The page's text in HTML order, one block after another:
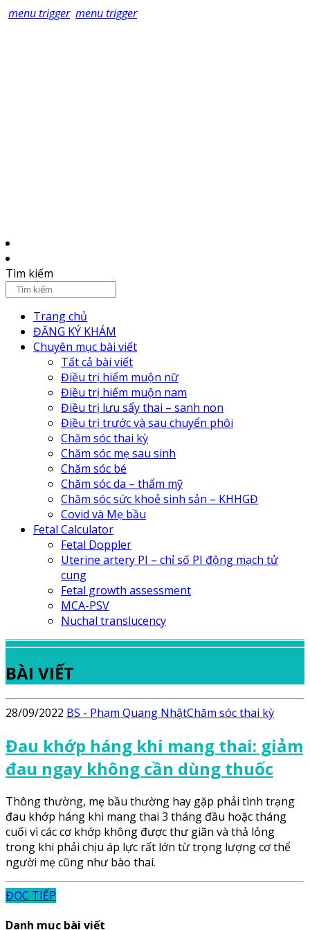
menu trigger menu trigger
Tìm kiếm
Trang chủ
ĐĂNG KÝ KHÁM
Chuyên mục bài viết
Tất cả bài viết
Điều trị hiếm muộn nữ
Điều trị hiếm muộn nam
Điều trị lưu sẩy thai – sanh non
Điều trị trước và sau chuyển phôi
Chăm sóc thai kỳ
Chăm sóc mẹ sau sinh
Chăm sóc bé
Chăm sóc da – thẩm mỹ
Chăm sóc sức khoẻ sinh sản – KHHGĐ
Covid và Mẹ bầu
Fetal Calculator
Fetal Doppler
Uterine artery PI – chỉ số PI động mạch tử
cung
Fetal growth assessment
MCA-PSV
Nuchal translucency
BÀI VIẾT
28/09/2022 BS - Phạm Quang NhậtChăm sóc thai kỳ
Đau khớp háng khi mang thai: giảm
đau ngay không cần dùng thuốc
Thông thường, mẹ bầu thường hay gặp phải tình trạng
đau khớp háng khi mang thai 3 tháng đầu hoặc tháng
cuối vì các cơ khớp không được thư giãn và thả lỏng
trong khi phải chịu áp lực rất lớn từ trọng lượng cơ thể
người mẹ cũng như bào thai.
ĐỌC TIẾP
Danh mục bài viết